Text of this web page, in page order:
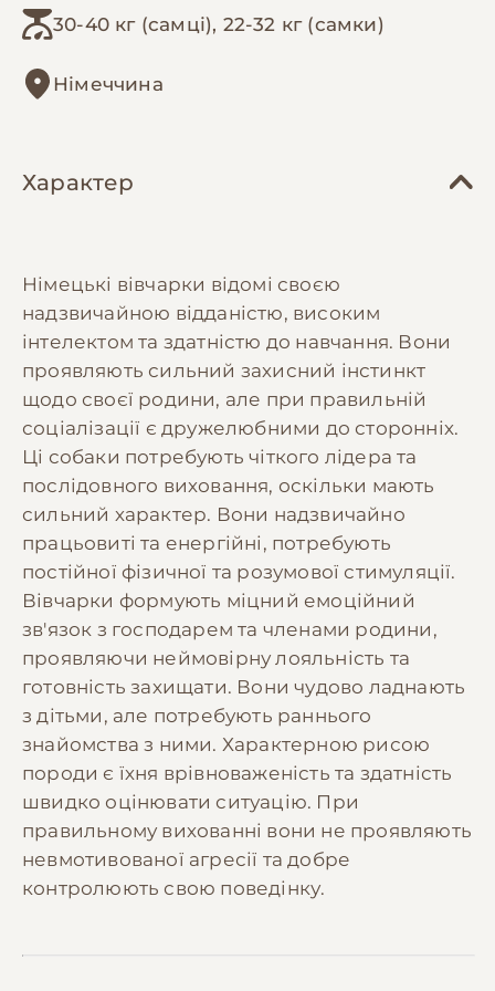
собаці ту кількість часу та професійної уваги,
Віддамо безкоштовно лише відповідальним
30-40 кг (самці), 22-32 кг (самки)
Німеччина
Характер
Німецькі вівчарки відомі своєю
надзвичайною відданістю, високим
інтелектом та здатністю до навчання. Вони
проявляють сильний захисний інстинкт
щодо своєї родини, але при правильній
соціалізації є дружелюбними до сторонніх.
Ці собаки потребують чіткого лідера та
послідовного виховання, оскільки мають
сильний характер. Вони надзвичайно
працьовиті та енергійні, потребують
постійної фізичної та розумової стимуляції.
Вівчарки формують міцний емоційний
зв'язок з господарем та членами родини,
проявляючи неймовірну лояльність та
готовність захищати. Вони чудово ладнають
з дітьми, але потребують раннього
знайомства з ними. Характерною рисою
породи є їхня врівноваженість та здатність
швидко оцінювати ситуацію. При
правильному вихованні вони не проявляють
невмотивованої агресії та добре
контролюють свою поведінку.